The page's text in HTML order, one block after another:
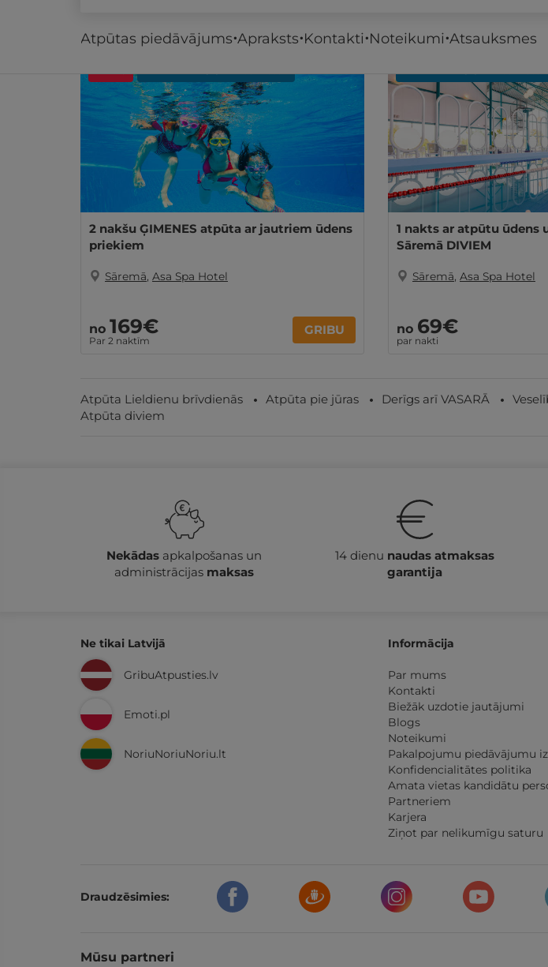
Atpūtas piedāvājums Apraksts Kontakti Noteikumi Atsauksmes
Līdzīgi atpūtas piedāvājumi
2 nakšu ĢIMENES atpūta ar jautriem ūdens
priekiem
Sāremā, Asa Spa Hotel
no 169€
Par 2 naktīm
GRIBU
1 nakts ar atpūtu ūdens
Sāremā DIVIEM
Sāremā, Asa Spa Hotel
no 69€
par nakti
Atpūta Lieldienu brīvdienās Atpūta pie jūras Derīgs arī VASARĀ
Atpūta diviem
Nekādasapkalpošanas un
administrācijas maksas
14 dienu naudas atmaksas
garantija
Ne tikai Latvijā
GribuAtpusties.lv
Emoti.pl
NoriuNoriuNoriu.lt
Informācija
Par mums
Kontakti
Biežāk uzdotie jautājumi
Blogs
Noteikumi
Pakalpojumu piedāvājumu
Konfidencialitātes politika
Amata vietas kandidātu
Partneriem
Karjera
Ziņot par nelikumīgu saturu
Draudzēsimies:
Mūsu partneri